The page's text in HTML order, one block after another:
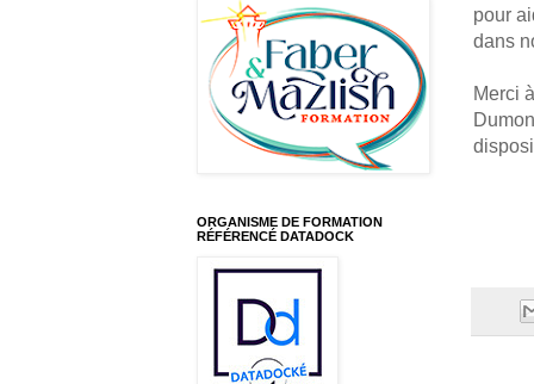
pour
dans
Merci
ORGANISME DE FORMATION
RÉFÉRENCÉ DATADOCK